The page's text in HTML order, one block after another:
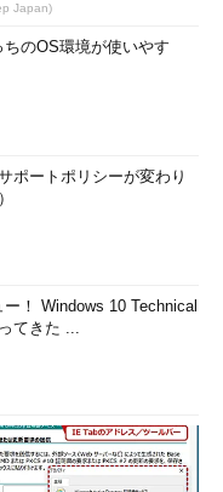
Japan)
のOS環境が使いやす
ポートポリシーが変わり
！ Windows 10 Technical
てきた ...